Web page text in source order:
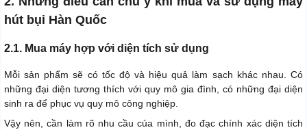
hút bụi Hàn Quốc
2.1. Mua máy hợp với diện tích sử dụng
Mỗi sản phẩm sẽ có tốc độ và hiệu quả làm sạch khác nhau. Có
những đại diện tương thích với quy mô gia đình, có những đại diện
sinh ra để phục vụ quy mô công nghiệp.
Vậy nên, cần làm rõ nhu cầu của mình, đo đạc chính xác diện tích